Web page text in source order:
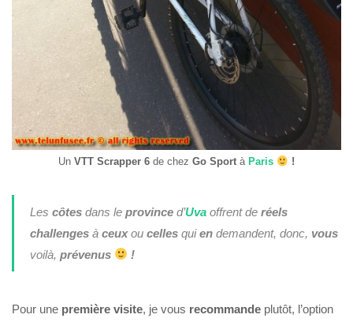
Un VTT Scrapper 6 de chez Go Sportà Paris !
Les côtesdans le provinced’Uvaoffrent de réels
challengesà ceuxou cellesquiendemandent, donc, vous
voilà, prévenus !
Pour une première visite, je vous recommande plutôt, l’option